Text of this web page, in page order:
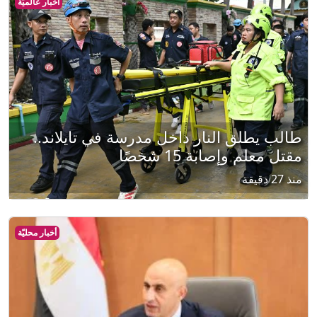
طالب يطلق النار داخل مدرسة في تايلاند..
مقتل معلم وإصابة 15 شخصًا
منذ 27 دقيقة
أخبار محليّة